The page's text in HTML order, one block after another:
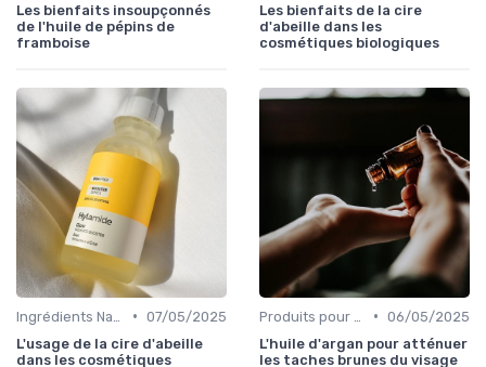
Les bienfaits insoupçonnés
de l'huile de pépins de
framboise
Les bienfaits de la cire
d'abeille dans les
cosmétiques biologiques
• 07/05/2025
L'usage de la cire d'abeille
dans les cosmétiques
• 06/05/2025
L'huile d'argan pour atténuer
les taches brunes du visage